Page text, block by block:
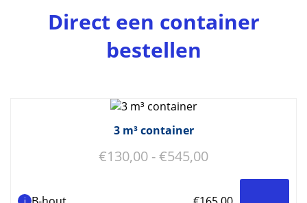
Direct een container
bestellen
3 m³ container
€130,00 -€545,00Prijsklasse:
tot